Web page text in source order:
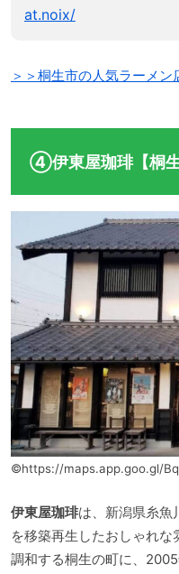
at.noix/
＞＞桐生市の人気ラーメン
④伊東屋珈琲【桐生
©https://maps.app.goo.gl/
伊東屋珈琲は、新潟県糸魚
を移築再生したおしゃれ
調和する桐生の町に、2005